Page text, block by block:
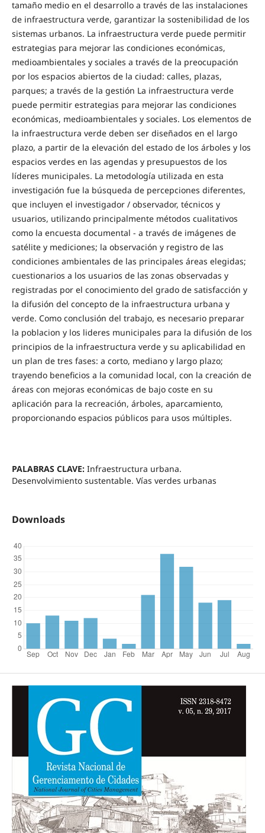
tamaño medio en el desarrollo a través de las instalaciones
de infraestructura verde, garantizar la sostenibilidad de los
sistemas urbanos. La infraestructura verde puede permitir
estrategias para mejorar las condiciones económicas,
medioambientales y sociales a través de la preocupación
por los espacios abiertos de la ciudad: calles, plazas,
parques; a través de la gestión La infraestructura verde
puede permitir estrategias para mejorar las condiciones
económicas, medioambientales y sociales. Los elementos de
la infraestructura verde deben ser diseñados en el largo
plazo, a partir de la elevación del estado de los árboles y los
espacios verdes en las agendas y presupuestos de los
líderes municipales. La metodología utilizada en esta
investigación fue la búsqueda de percepciones diferentes,
que incluyen el investigador / observador, técnicos y
usuarios, utilizando principalmente métodos cualitativos
como la encuesta documental - a través de imágenes de
satélite y mediciones; la observación y registro de las
condiciones ambientales de las principales áreas elegidas;
cuestionarios a los usuarios de las zonas observadas y
registradas por el conocimiento del grado de satisfacción y
la difusión del concepto de la infraestructura urbana y
verde. Como conclusión del trabajo, es necesario preparar
la poblacion y los lideres municipales para la difusión de los
principios de la infraestructura verde y su aplicabilidad en
un plan de tres fases: a corto, mediano y largo plazo;
trayendo beneficios a la comunidad local, con la creación de
áreas con mejoras económicas de bajo coste en su
aplicación para la recreación, árboles, aparcamiento,
proporcionando espacios públicos para usos múltiples.
PALABRAS CLAVE:Infraestructura urbana.
Desenvolvimiento sustentable. Vías verdes urbanas
Downloads